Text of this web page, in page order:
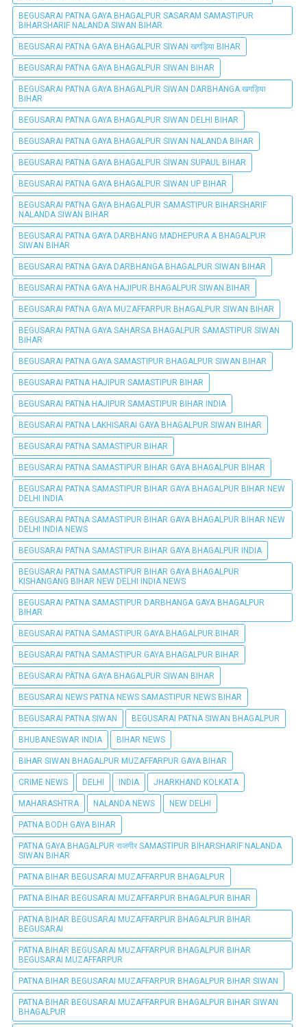
BEGUSARAI PATNA GAYA BHAGALPUR SASARAM SAMASTIPUR
BIHARSHARIF NALANDA SIWAN BIHAR
BEGUSARAI PATNA GAYA BHAGALPUR SIWAN खगड़िया BIHAR
BEGUSARAI PATNA GAYA BHAGALPUR SIWAN BIHAR
BEGUSARAI PATNA GAYA BHAGALPUR SIWAN DARBHANGA खगड़िया
BIHAR
BEGUSARAI PATNA GAYA BHAGALPUR SIWAN DELHI BIHAR
BEGUSARAI PATNA GAYA BHAGALPUR SIWAN NALANDA BIHAR
BEGUSARAI PATNA GAYA BHAGALPUR SIWAN SUPAUL BIHAR
BEGUSARAI PATNA GAYA BHAGALPUR SIWAN UP BIHAR
BEGUSARAI PATNA GAYA BHAGALPUR SAMASTIPUR BIHARSHARIF
NALANDA SIWAN BIHAR
BEGUSARAI PATNA GAYA DARBHANG MADHEPURA A BHAGALPUR
SIWAN BIHAR
BEGUSARAI PATNA GAYA DARBHANGA BHAGALPUR SIWAN BIHAR
BEGUSARAI PATNA GAYA HAJIPUR BHAGALPUR SIWAN BIHAR
BEGUSARAI PATNA GAYA MUZAFFARPUR BHAGALPUR SIWAN BIHAR
BEGUSARAI PATNA GAYA SAHARSA BHAGALPUR SAMASTIPUR SIWAN
BIHAR
BEGUSARAI PATNA GAYA SAMASTIPUR BHAGALPUR SIWAN BIHAR
BEGUSARAI PATNA HAJIPUR SAMASTIPUR BIHAR
BEGUSARAI PATNA HAJIPUR SAMASTIPUR BIHAR INDIA
BEGUSARAI PATNA LAKHISARAI GAYA BHAGALPUR SIWAN BIHAR
BEGUSARAI PATNA SAMASTIPUR BIHAR
BEGUSARAI PATNA SAMASTIPUR BIHAR GAYA BHAGALPUR BIHAR
BEGUSARAI PATNA SAMASTIPUR BIHAR GAYA BHAGALPUR BIHAR NEW
DELHI INDIA
BEGUSARAI PATNA SAMASTIPUR BIHAR GAYA BHAGALPUR BIHAR NEW
DELHI INDIA NEWS
BEGUSARAI PATNA SAMASTIPUR BIHAR GAYA BHAGALPUR INDIA
BEGUSARAI PATNA SAMASTIPUR BIHAR GAYA BHAGALPUR
KISHANGANG BIHAR NEW DELHI INDIA NEWS
BEGUSARAI PATNA SAMASTIPUR DARBHANGA GAYA BHAGALPUR
BIHAR
BEGUSARAI PATNA SAMASTIPUR GAYA BHAGALPUR BIHAR
BEGUSARAI PATNA SAMASTIPUR GAYA BHAGALPUR BIHAR
BEGUSARAI PÀTNA GAYA BHAGALPUR SIWAN BIHAR
BEGUSARAI NEWS PATNA NEWS SAMASTIPUR NEWS BIHAR
BEGUSARAI PATNA SIWAN BEGUSARAI PATNA SIWAN BHAGALPUR
BHUBANESWAR INDIA BIHAR NEWS
BIHAR SIWAN BHAGALPUR MUZAFFARPUR GAYA BIHAR
CRIME NEWS DELHI INDIA JHARKHAND KOLKATA
MAHARASHTRA NALANDA NEWS NEW DELHI
PATNA BODH GAYA BIHAR
PATNA GAYA BHAGALPUR राजगीर SAMASTIPUR BIHARSHARIF NALANDA
SIWAN BIHAR
PATNA BIHAR BEGUSARAI MUZAFFARPUR BHAGALPUR
PATNA BIHAR BEGUSARAI MUZAFFARPUR BHAGALPUR BIHAR
PATNA BIHAR BEGUSARAI MUZAFFARPUR BHAGALPUR BIHAR
BEGUSARAI
PATNA BIHAR BEGUSARAI MUZAFFARPUR BHAGALPUR BIHAR
BEGUSARAI MUZAFFARPUR
PATNA BIHAR BEGUSARAI MUZAFFARPUR BHAGALPUR BIHAR SIWAN
PATNA BIHAR BEGUSARAI MUZAFFARPUR BHAGALPUR BIHAR SIWAN
BHAGALPUR